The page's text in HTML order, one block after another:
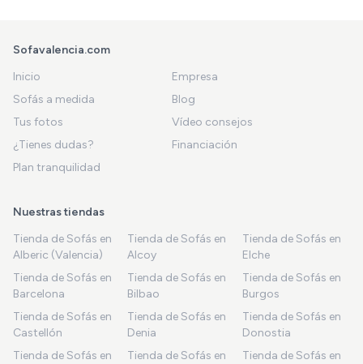
Sofavalencia.com
Inicio
Empresa
Sofás a medida
Blog
Tus fotos
Vídeo consejos
¿Tienes dudas?
Financiación
Plan tranquilidad
Nuestras tiendas
Tienda de Sofás en
Alberic (Valencia)
Tienda de Sofás en
Alcoy
Tienda de Sofás en
Elche
Tienda de Sofás en
Barcelona
Tienda de Sofás en
Bilbao
Tienda de Sofás en
Burgos
Tienda de Sofás en
Castellón
Tienda de Sofás en
Denia
Tienda de Sofás en
Donostia
Tienda de Sofás en
Tienda de Sofás en
Tienda de Sofás en